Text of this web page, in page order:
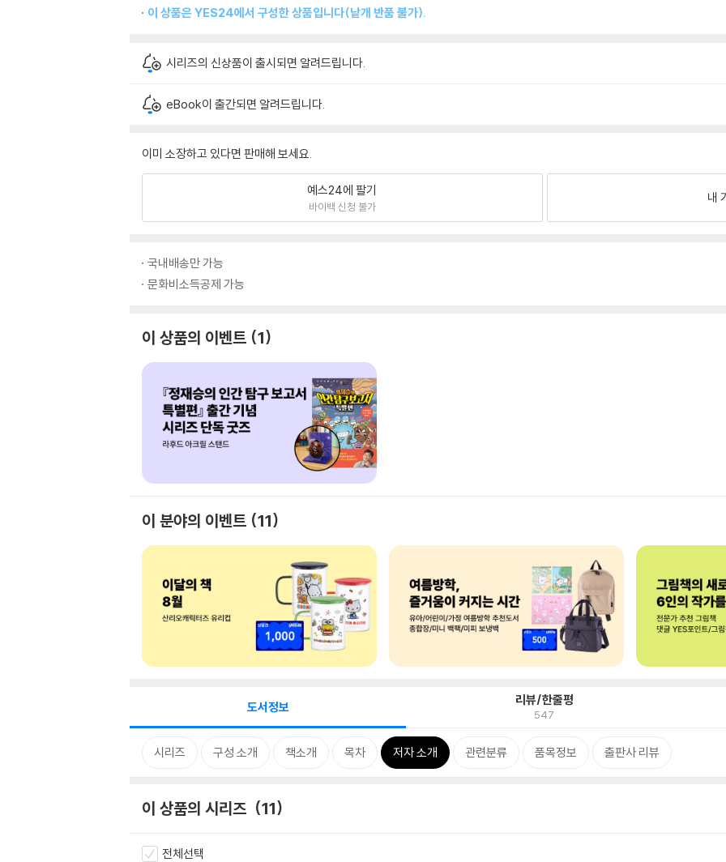
이 상품은 YES24에서 구성한 상품입니다(낱개 반품 불가).
시리즈의 신상품이 출시되면 알려드립니다.
eBook이 출간되면 알려드립니다.
이미 소장하고 있다면 판매해 보세요.
예스24에 팔기
바이백 신청 불가
내
국내배송만 가능
문화비소득공제 가능
이 상품의 이벤트 1
이 분야의 이벤트 11
도서정보 리뷰/한줄평
547
시리즈 구성 소개 책소개 목차 저자 소개 관련분류 품목정보 출판사 리뷰
이 상품의 시리즈 11
전체선택